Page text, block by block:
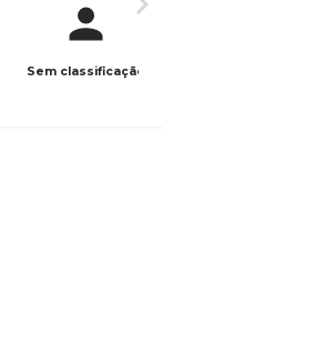
Sem classificação